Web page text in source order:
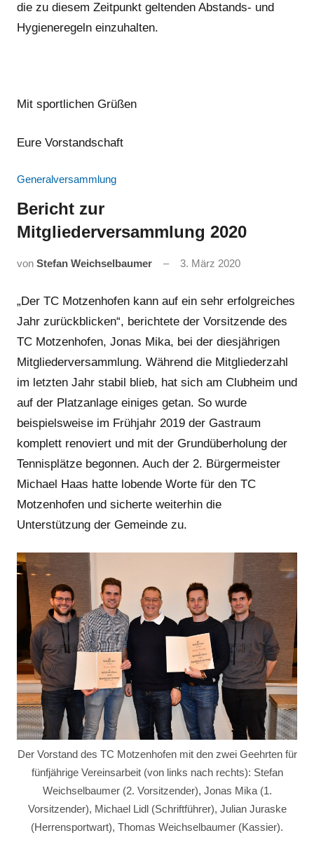
die zu diesem Zeitpunkt geltenden Abstands- und
Hygieneregeln einzuhalten.
Mit sportlichen Grüßen
Eure Vorstandschaft
Generalversammlung
Bericht zur
Mitgliederversammlung 2020
von Stefan Weichselbaumer 3. März 2020
„Der TC Motzenhofen kann auf ein sehr erfolgreiches
Jahr zurückblicken“, berichtete der Vorsitzende des
TC Motzenhofen, Jonas Mika, bei der diesjährigen
Mitgliederversammlung. Während die Mitgliederzahl
im letzten Jahr stabil blieb, hat sich am Clubheim und
auf der Platzanlage einiges getan. So wurde
beispielsweise im Frühjahr 2019 der Gastraum
komplett renoviert und mit der Grundüberholung der
Tennisplätze begonnen. Auch der 2. Bürgermeister
Michael Haas hatte lobende Worte für den TC
Motzenhofen und sicherte weiterhin die
Unterstützung der Gemeinde zu.
Der Vorstand des TC Motzenhofen mit den zwei Geehrten für
fünfjährige Vereinsarbeit (von links nach rechts): Stefan
Weichselbaumer (2. Vorsitzender), Jonas Mika (1.
Vorsitzender), Michael Lidl (Schriftführer), Julian Juraske
(Herrensportwart), Thomas Weichselbaumer (Kassier).